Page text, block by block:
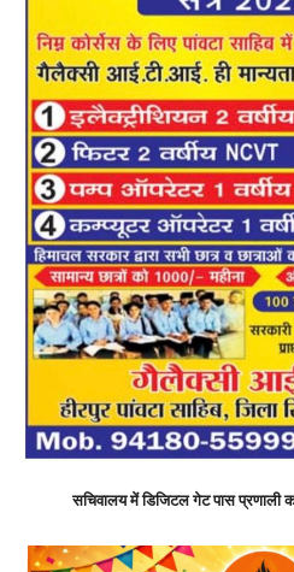
सचिवालय में डिजिटल गेट पास प्रणाली